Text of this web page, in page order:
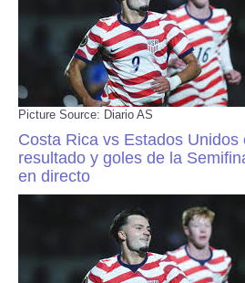
Picture Source: Diario AS
Costa Rica vs Estados Unidos
resultado y goles de la
en directo